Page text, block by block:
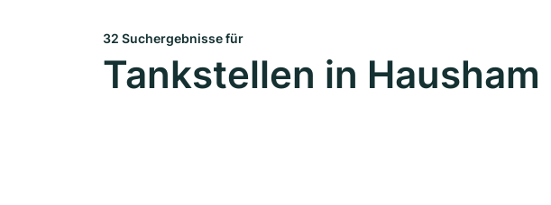
32 Suchergebnisse für
Tankstellen in Hausham